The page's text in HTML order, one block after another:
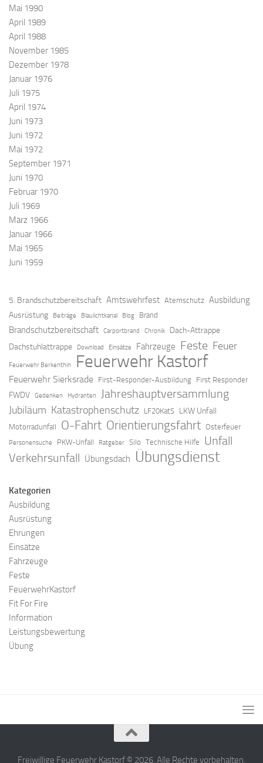
Mai 1990
April 1989
April 1988
November 1985
Dezember 1978
Januar 1976
Juli 1975
April 1974
Juni 1973
Juni 1972
Mai 1972
September 1971
Juni 1970
Februar 1970
Juli 1969
März 1966
Januar 1966
Mai 1965
Juni 1959
5. Brandschutzbereitschaft Amtswehrfest Atemschutz Ausbildung
Ausrüstung Beiträge Blaulichtkanal Blog Brand
Brandschutzbereitschaft Carportbrand Chronik
Dach-Attrappe
Dachstuhlattrappe
Download Einsätze Fahrzeuge Feste Feuer
Feuerwehr Berkenthin Feuerwehr Kastorf
Feuerwehr Sierksrade First-Responder-Ausbildung First Responder
FWDV Gedenken Hydranten Jahreshauptversammlung
Jubiläum Katastrophenschutz LF20KatS LKW Unfall
Motorradunfall O-Fahrt Orientierungsfahrt Osterfeuer
Personensuche PKW-Unfall Ratgeber Silo Technische Hilfe Unfall
Verkehrsunfall Übungsdach Übungsdienst
Kategorien
Ausbildung
Ausrüstung
Ehrungen
Einsätze
Fahrzeuge
Feste
FeuerwehrKastorf
Fit For Fire
Information
Leistungsbewertung
Übung
Freiwillige Feuerwehr Kastorf © 2026. Alle Rechte vorbehalten.